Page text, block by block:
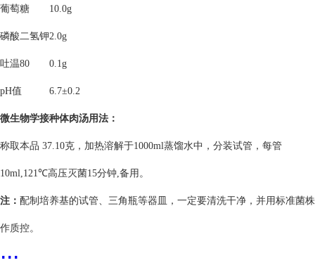
葡萄糖 10.0g
磷酸二氢钾2.0g
吐温80 0.1g
pH值 6.7±0.2
微生物学接种体肉汤用法：
称取本品 37.10克，加热溶解于1000ml蒸馏水中，分装试管，每管
10ml,121℃高压灭菌15分钟,备用。
注： 配制培养基的试管、三角瓶等器皿，一定要清洗干净，并用标准菌株
作质控。
...